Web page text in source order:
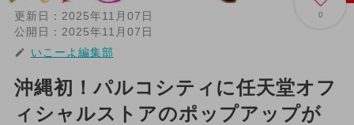
0
更新日： 2025年11月07日
公開日： 2025年11月07日
いこーよ編集部
沖縄初！パルコシティに任天堂オフ
ィシャルストアのポップアップが